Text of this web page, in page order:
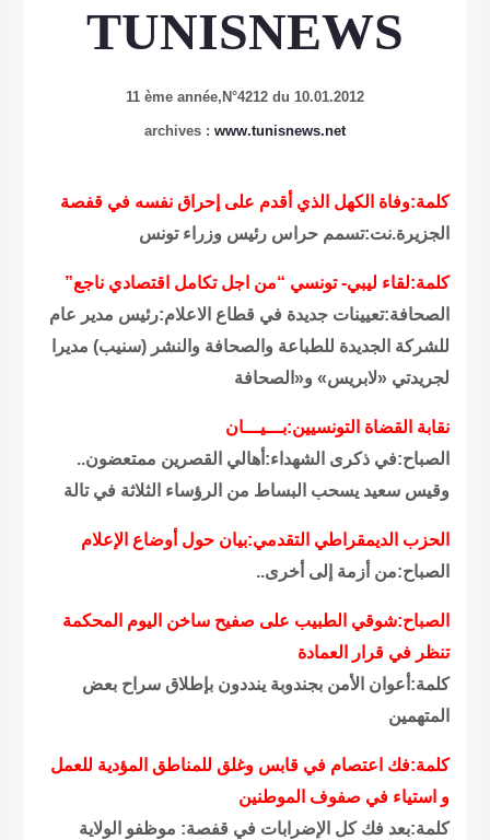
TUNISNEWS
11 ème année, N°4212 du 10.01.2012
archives : www.tunisnews.net
كلمة:وفاة الكهل الذي أقدم على إحراق نفسه في قفصة
الجزيرة.نت:تسمم حراس رئيس وزراء تونس
كلمة:لقاء ليبي- تونسي “من اجل تكامل اقتصادي ناجع”
الصحافة:تعيينات جديدة في قطاع الاعلام:رئيس مدير عام
للشركة الجديدة للطباعة والصحافة والنشر (سنيب) مديرا
لجريدتي «لابريس» و«الصحافة
نقابة القضاة التونسيين:بـــيـــان
الصباح:في ذكرى الشهداء:أهالي القصرين ممتعضون..
وقيس سعيد يسحب البساط من الرؤساء الثلاثة في تالة
الحزب الديمقراطي التقدمي:بيان حول أوضاع الإعلام
الصباح:من أزمة إلى أخرى..
الصباح:شوقي الطبيب على صفيح ساخن اليوم المحكمة
تنظر في قرار العمادة
كلمة:أعوان الأمن بجندوبة ينددون بإطلاق سراح بعض
المتهمين
كلمة:فك اعتصام في قابس وغلق للمناطق المؤدية للعمل
و استياء في صفوف الموطنين
كلمة:بعد فك كل الإضرابات في قفصة: موظفو الولاية